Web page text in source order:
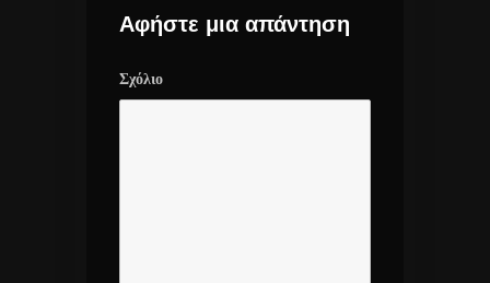
Αφήστε μια απάντηση
Σχόλιο